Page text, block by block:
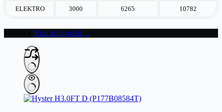
ELEKTRO 3000 6265 10782
Viac informácií…